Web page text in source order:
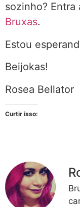
sozinho? Entra
Bruxas.
Estou
Beijokas!
Rosea Bellator
Curtir isso: